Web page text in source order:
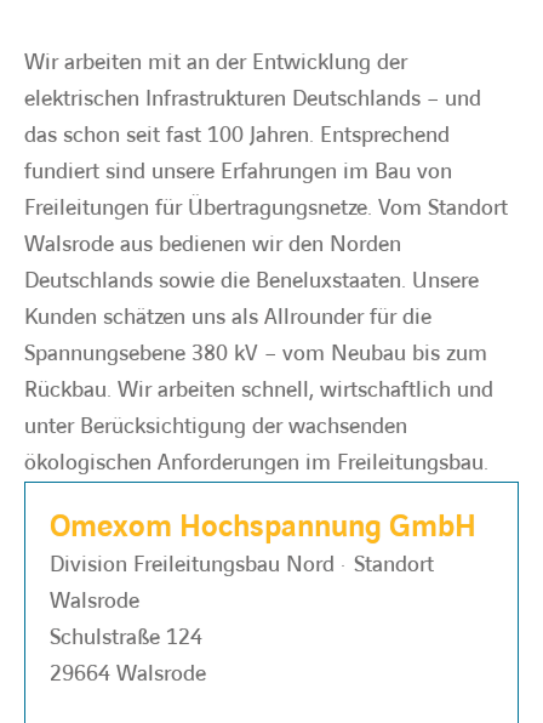
BARRIEREFREIHEIT
Wir arbeiten mit an der Entwicklung der
elektrischen Infrastrukturen Deutschlands – und
das schon seit fast 100 Jahren. Entsprechend
fundiert sind unsere Erfahrungen im Bau von
Freileitungen für Übertragungsnetze. Vom Standort
Walsrode aus bedienen wir den Norden
Deutschlands sowie die Beneluxstaaten. Unsere
Kunden schätzen uns als Allrounder für die
Spannungsebene 380 kV – vom Neubau bis zum
Rückbau. Wir arbeiten schnell, wirtschaftlich und
unter Berücksichtigung der wachsenden
ökologischen Anforderungen im Freileitungsbau.
Omexom Hochspannung GmbH
Division Freileitungsbau Nord · Standort
Walsrode
Schulstraße 124
29664 Walsrode